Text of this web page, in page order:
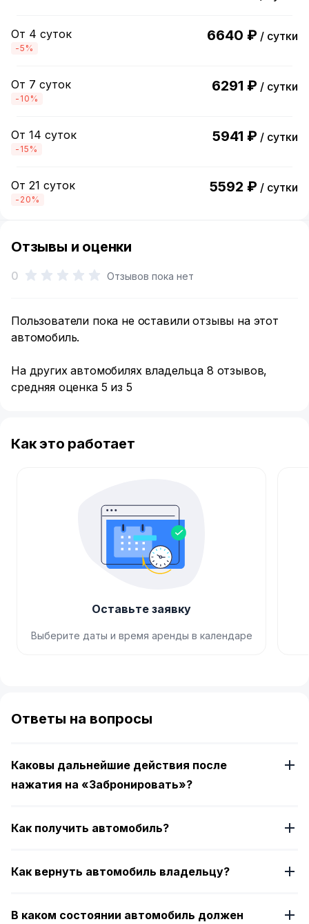
От 4 суток
-5%
6640 ₽ / сутки
От 7 суток
-10%
6291 ₽ / сутки
От 14 суток
-15%
5941 ₽ / сутки
От 21 суток
-20%
5592 ₽ / сутки
Отзывы и оценки
0 Отзывов пока нет
Пользователи пока не оставили отзывы на этот
автомобиль.
На других автомобилях владельца 8 отзывов,
средняя оценка 5 из 5
Как это работает
Оставьте заявку
Выберите даты и время аренды в календаре
of
4
Ответы на вопросы
Каковы дальнейшие действия после
нажатия на «Забронировать»?
Как получить автомобиль?
Как вернуть автомобиль владельцу?
В каком состоянии автомобиль должен